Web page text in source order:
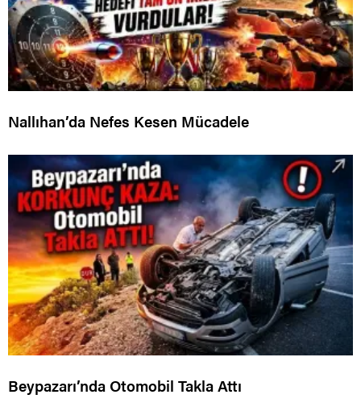
Nallıhan’da Nefes Kesen Mücadele
Beypazarı’nda Otomobil Takla Attı